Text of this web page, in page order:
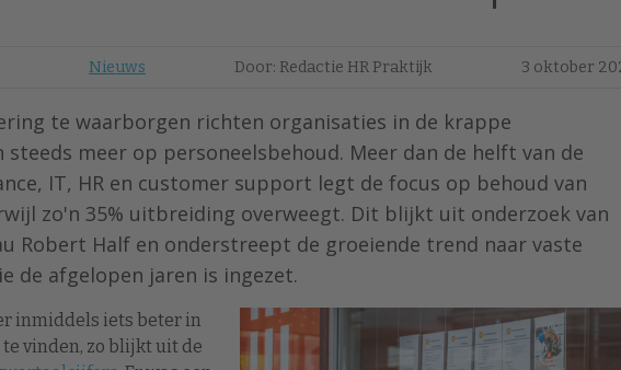
Nieuws Door: Redactie HR Praktijk 3 oktober
te waarborgen richten organisaties in de krappe
meer op personeelsbehoud. Meer dan de helft van de
IT, HR en customer support legt de focus op behoud van
zo'n 35% uitbreiding overweegt. Dit blijkt uit onderzoek van
Robert Half en onderstreept de groeiende trend naar vaste
de afgelopen jaren is ingezet.
inmiddels iets beter in
vinden, zo blijkt uit de